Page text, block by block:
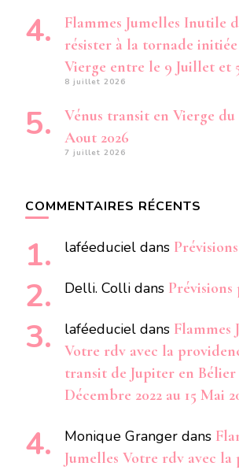
Flammes Jumelles Inutile
résister à la tornade
Vierge entre le 9 Juillet et
8 juillet 2026
Vénus transit en Vierge du
Aout 2026
7 juillet 2026
COMMENTAIRES RÉCENTS
laféeduciel dans
Delli. Colli dans Prévisions
laféeduciel dans Flammes
Votre rdv avec la
transit de Jupiter en Bélier
Décembre 2022 au 15 Mai
Monique Granger dans
Jumelles Votre rdv avec la